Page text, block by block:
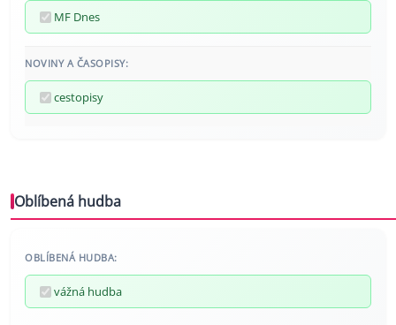
MF Dnes
NOVINY A ČASOPISY:
cestopisy
Oblíbená hudba
OBLÍBENÁ HUDBA:
vážná hudba